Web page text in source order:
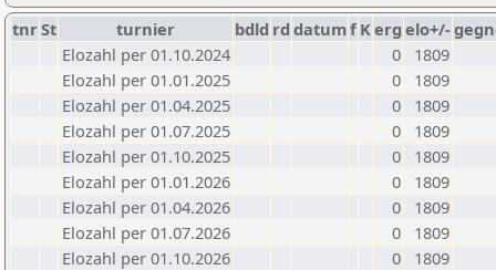
tnrSt turnier bdld rd datumf Kerg elo+/-
Elozahl per 01.10.2024
0
1809
Elozahl per 01.01.2025
0
1809
Elozahl per 01.04.2025
0
1809
Elozahl per 01.07.2025
0
1809
Elozahl per 01.10.2025
0
1809
Elozahl per 01.01.2026
0
1809
Elozahl per 01.04.2026
0
1809
Elozahl per 01.07.2026
0
1809
Elozahl per 01.10.2026
0 1809